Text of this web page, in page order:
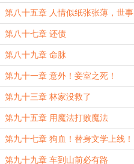
第八十五章 人情似纸张张薄，世事
如棋局局新
第八十七章 还债
第八十九章 命脉
第九十一章 意外！妾室之死！
第九十三章 林家没救了
第九十五章 用魔法打败魔法
第九十七章 狗血！替身文学上线！
第九十九章 车到山前必有路